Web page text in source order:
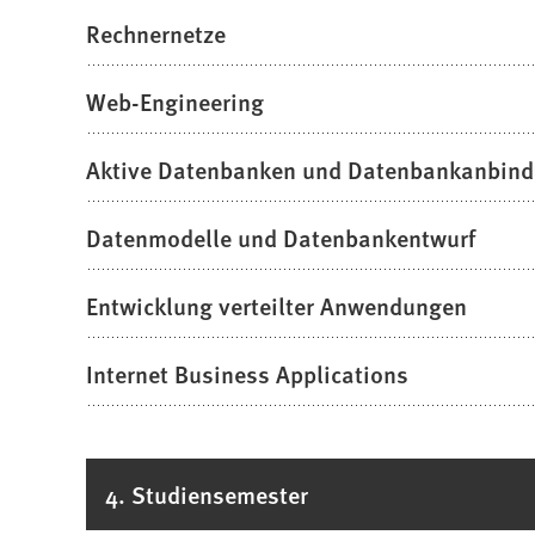
Rechnernetze
Web-Engineering
Aktive Datenbanken und
Datenmodelle und Datenbankentwurf
Entwicklung verteilter Anwendungen
Internet Business Applications
4. Studiensemester